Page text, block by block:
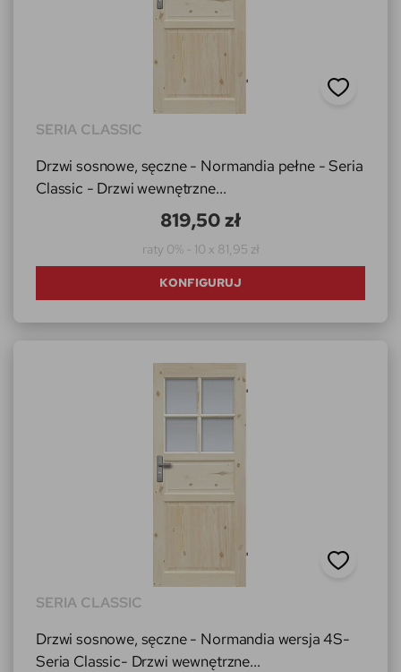
SERIA CLASSIC
Drzwi sosnowe, sęczne - Normandia pełne - Seria
Classic - Drzwi wewnętrzne...
819,50 zł
raty 0% - 10 x 81,95 zł
KONFIGURUJ
SERIA CLASSIC
Drzwi sosnowe, sęczne - Normandia wersja 4S-
Seria Classic- Drzwi wewnętrzne...